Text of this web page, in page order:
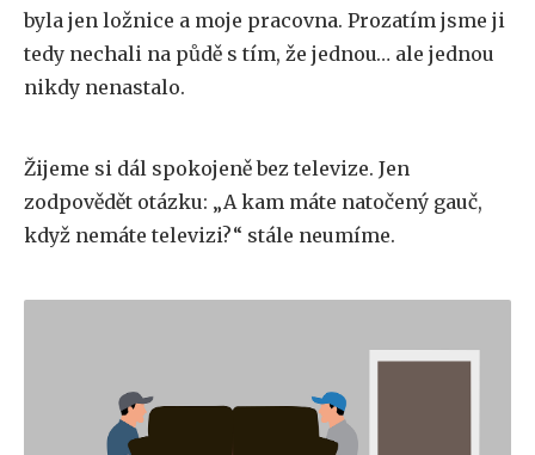
byla jen ložnice a moje pracovna. Prozatím jsme ji
tedy nechali na půdě s tím, že jednou… ale jednou
nikdy nenastalo.
Žijeme si dál spokojeně bez televize. Jen
zodpovědět otázku: „A kam máte natočený gauč,
když nemáte televizi?“ stále neumíme.